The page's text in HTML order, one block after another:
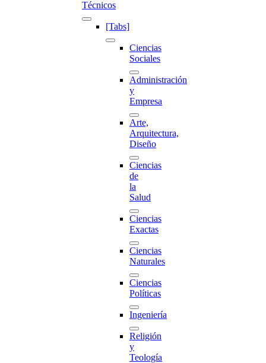
Técnicos
[Tabs]
Ciencias
Sociales
Administración
y
Empresa
Arte,
Arquitectura,
Diseño
Ciencias
de
la
Salud
Ciencias
Exactas
Ciencias
Naturales
Ciencias
Políticas
Ingeniería
Religión
y
Teología